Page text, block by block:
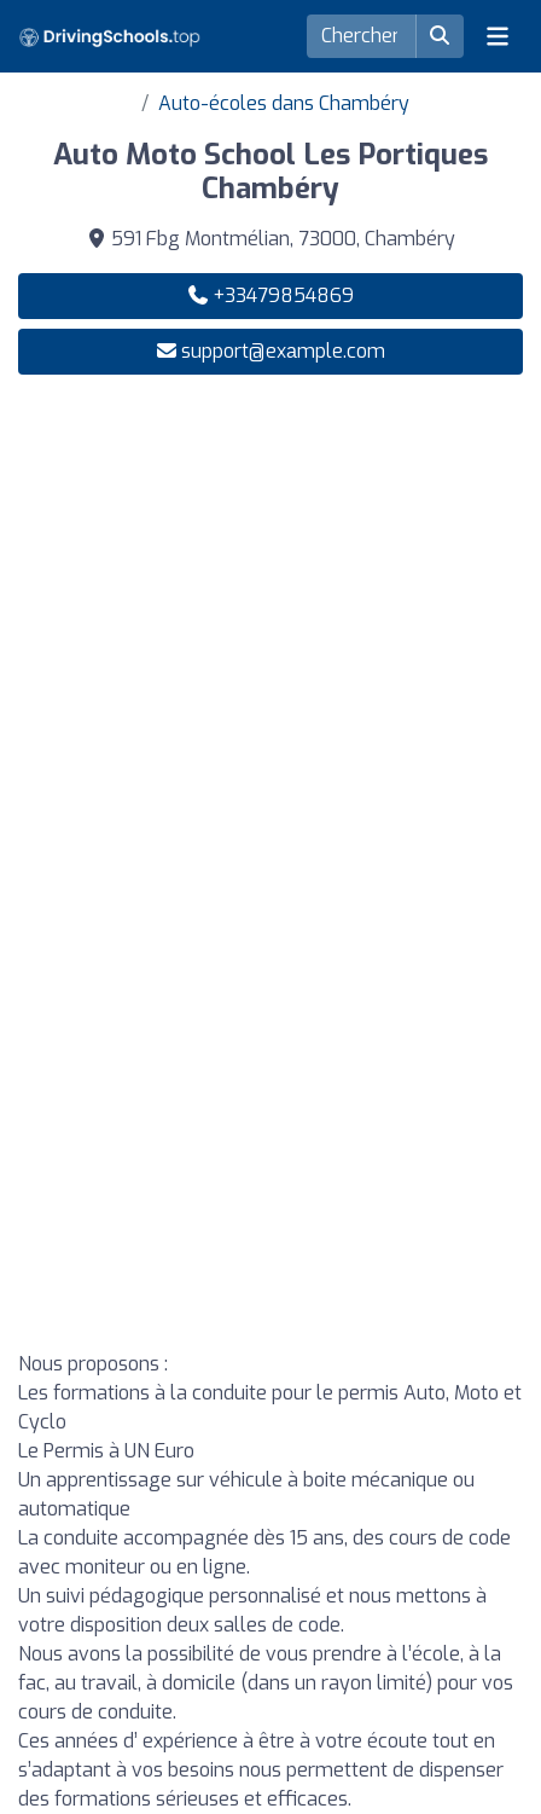
Auto-écoles dans Chambéry
Auto Moto School Les Portiques
Chambéry
591 Fbg Montmélian, 73000, Chambéry
+33479854869
support@exаmple.com
Nous proposons :
Les formations à la conduite pour le permis Auto, Moto et
Cyclo
Le Permis à UN Euro
Un apprentissage sur véhicule à boite mécanique ou
automatique
La conduite accompagnée dès 15 ans, des cours de code
avec moniteur ou en ligne.
Un suivi pédagogique personnalisé et nous mettons à
votre disposition deux salles de code.
Nous avons la possibilité de vous prendre à l’école, à la
fac, au travail, à domicile (dans un rayon limité) pour vos
cours de conduite.
Ces années d’ expérience à être à votre écoute tout en
s’adaptant à vos besoins nous permettent de dispenser
des formations sérieuses et efficaces.